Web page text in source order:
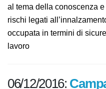
L’obiettivo della
fattivo al tema della
dei rischi legati
popolazione occupata in